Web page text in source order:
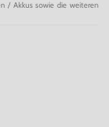
/ Akkus sowie die weiteren